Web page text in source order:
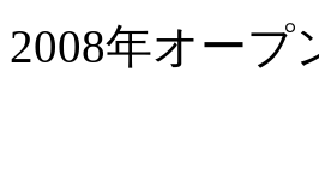
2008年オープ